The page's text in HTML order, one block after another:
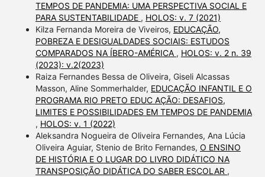
TEMPOS DE PANDEMIA: UMA PERSPECTIVA SOCIAL E
PARA SUSTENTABILIDADE , HOLOS: v. 7 (2021)
Kilza Fernanda Moreira de Viveiros, EDUCAÇÃO,
POBREZA E DESIGUALDADES SOCIAIS: ESTUDOS
COMPARADOS NA ÍBERO-AMÉRICA , HOLOS: v. 2 n. 39
(2023): v.2(2023)
Raiza Fernandes Bessa de Oliveira, Giseli Alcassas
Masson, Aline Sommerhalder, EDUCAÇÃO INFANTIL E O
PROGRAMA RIO PRETO EDUC AÇÃO: DESAFIOS,
LIMITES E POSSIBILIDADES EM TEMPOS DE PANDEMIA
, HOLOS: v. 1 (2022)
Aleksandra Nogueira de Oliveira Fernandes, Ana Lúcia
Oliveira Aguiar, Stenio de Brito Fernandes, O ENSINO
DE HISTÓRIA E O LUGAR DO LIVRO DIDÁTICO NA
TRANSPOSIÇÃO DIDÁTICA DO SABER ESCOLAR ,